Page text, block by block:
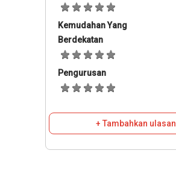
Kemudahan Yang
Berdekatan
Pengurusan
+ Tambahkan ulasan